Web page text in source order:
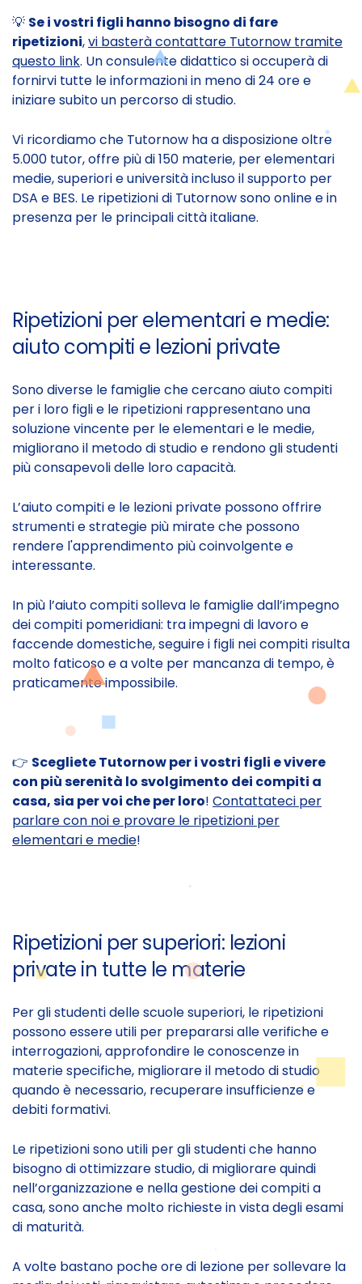
💡 Se i vostri figli hanno bisogno di fare
ripetizioni,vi basterà contattare Tutornow tramite
questo link. Un consulente didattico si occuperà di
fornirvi tutte le informazioni in meno di 24 ore e
iniziare subito un percorso di studio.
Vi ricordiamo che Tutornow ha a disposizione oltre
5.000 tutor, offre più di 150 materie, per elementari
medie, superiori e università incluso il supporto per
DSA e BES. Le ripetizioni di Tutornow sono online e in
presenza per le principali città italiane.
Ripetizioni per elementari e medie:
aiuto compiti e lezioni private
Sono diverse le famiglie che cercano aiuto compiti
per i loro figli e le ripetizioni rappresentano una
soluzione vincente per le elementari e le medie,
migliorano il metodo di studio e rendono gli studenti
più consapevoli delle loro capacità.
L’aiuto compiti e le lezioni private possono offrire
strumenti e strategie più mirate che possono
rendere l'apprendimento più coinvolgente e
interessante.
In più l’aiuto compiti solleva le famiglie dall’impegno
dei compiti pomeridiani: tra impegni di lavoro e
faccende domestiche, seguire i figli nei compiti risulta
molto faticoso e a volte per mancanza di tempo, è
praticamente impossibile.
👉 Scegliete Tutornow per i vostri figli e vivere
con più serenità lo svolgimento dei compiti a
casa, sia per voi che per loro! Contattateci per
parlare con noi e provare le ripetizioni per
elementari e medie!
Ripetizioni per superiori: lezioni
private in tutte le materie
Per gli studenti delle scuole superiori, le ripetizioni
possono essere utili per prepararsi alle verifiche e
interrogazioni, approfondire le conoscenze in
materie specifiche, migliorare il metodo di studio
quando è necessario, recuperare insufficienze e
debiti formativi.
Le ripetizioni sono utili per gli studenti che hanno
bisogno di ottimizzare studio, di migliorare quindi
nell’organizzazione e nella gestione dei compiti a
casa, sono anche molto richieste in vista degli esami
di maturità.
A volte bastano poche ore di lezione per sollevare la